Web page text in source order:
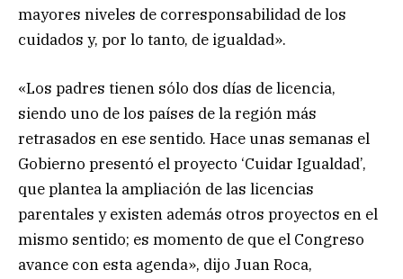
mayores niveles de corresponsabilidad de los
cuidados y, por lo tanto, de igualdad».
«Los padres tienen sólo dos días de licencia,
siendo uno de los países de la región más
retrasados en ese sentido. Hace unas semanas el
Gobierno presentó el proyecto ‘Cuidar Igualdad’,
que plantea la ampliación de las licencias
parentales y existen además otros proyectos en el
mismo sentido; es momento de que el Congreso
avance con esta agenda», dijo Juan Roca,